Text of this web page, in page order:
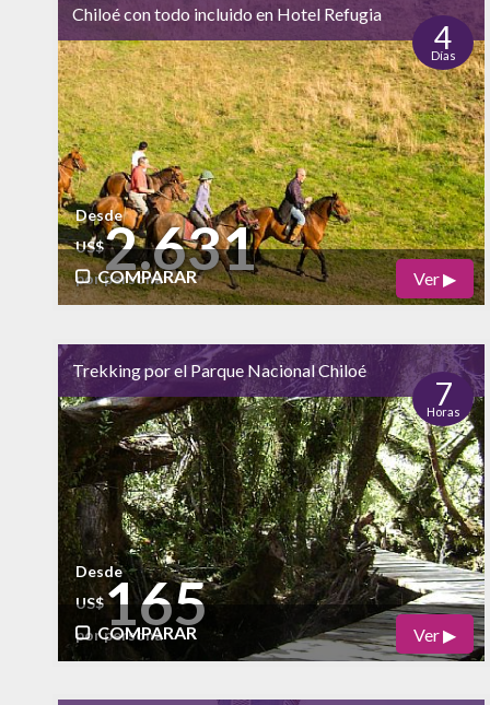
alto
Naturaleza
alto
Vida Nocturna
Chiloé con todo incluido en Hotel Refugia
4
Días
Desde
US$2.631
por persona
COMPARAR
Naturaleza
alto
Vida Nocturna
bajo
Ver ▶
Trekking por el Parque Nacional Chiloé
7
Horas
Desde
US$165
por persona
COMPARAR Ver ▶